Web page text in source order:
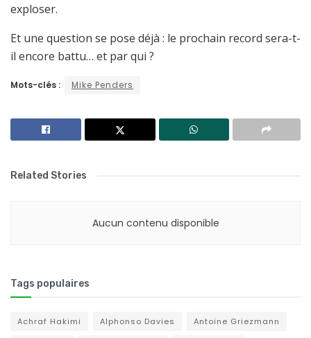
exploser.
Et une question se pose déjà : le prochain record sera-t-
il encore battu… et par qui ?
Mots-clés : Mike Penders
Related Stories
Aucun contenu disponible
Tags populaires
Achraf Hakimi Alphonso Davies Antoine Griezmann